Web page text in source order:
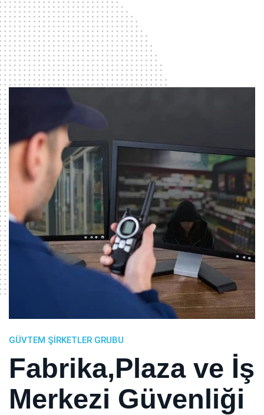
GÜVTEM ŞIRKETLER GRUBU
Fabrika,Plaza ve İş
Merkezi Güvenliği